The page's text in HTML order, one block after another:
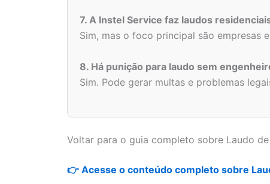
7. A Instel Service faz laudos
Sim, mas o foco principal são empresas
8. Há punição para laudo sem
Sim. Pode gerar multas e problemas
Voltar para o guia completo sobre Laudo
👉 Acesse o conteúdo completo sobre